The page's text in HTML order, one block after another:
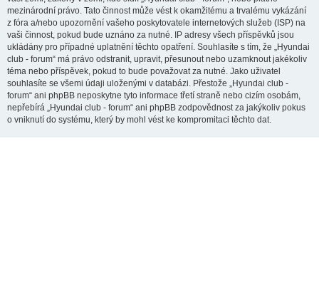
mezinárodní právo. Tato činnost může vést k okamžitému a trvalému vykázání
z fóra a/nebo upozornění vašeho poskytovatele internetových služeb (ISP) na
vaši činnost, pokud bude uznáno za nutné. IP adresy všech příspěvků jsou
ukládány pro případné uplatnění těchto opatření. Souhlasíte s tím, že „Hyundai
club - forum“ má právo odstranit, upravit, přesunout nebo uzamknout jakékoliv
téma nebo příspěvek, pokud to bude považovat za nutné. Jako uživatel
souhlasíte se všemi údaji uloženými v databázi. Přestože „Hyundai club -
forum“ ani phpBB neposkytne tyto informace třetí straně nebo cizím osobám,
nepřebírá „Hyundai club - forum“ ani phpBB zodpovědnost za jakýkoliv pokus
o vniknutí do systému, který by mohl vést ke kompromitaci těchto dat.